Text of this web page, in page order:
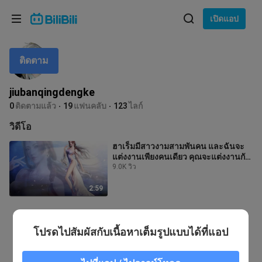
เปิดแอป
jiubanqingdengke
0ติดตามแล้ว 19แฟนคลับ 123ไลก์
ติดตาม
วิดีโอ
2:59
ฮาเร็มมีสาวงามสามพันคน และฉันจะ
แต่งงานเพียงคนเดียว คุณจะแต่งงานกับ
คนไหน?
9.0K วิว
ภาษา: ภาษาไทย
ข้าสู่
ะบบ
เลือกภาษา
English
ภาษาไทย
Tiếng Việt
Bahasa Melayu
โปรดไปสัมผัสกับเนื้อหาเต็มรูปแบบได้ที่แอป